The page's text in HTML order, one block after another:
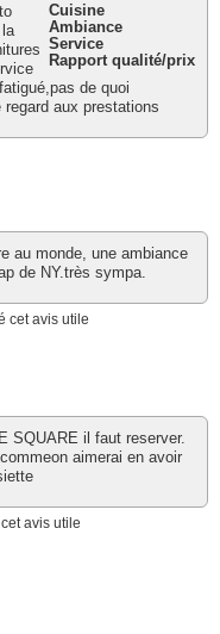
Cuisine
Ambiance
Service
Rapport qualité/prix
de quoi
aux prestations
au monde, une ambiance
de NY.très sympa.
cet avis utile
SQUARE il faut reserver.
aimerai en avoir
avis utile